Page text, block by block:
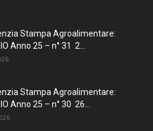
Stampa Agroalimentare:
Anno 25 – n° 31 2...
Stampa Agroalimentare:
Anno 25 – n° 30 26...